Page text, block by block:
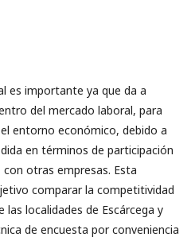
es importante ya que da a
del mercado laboral, para
entorno económico, debido a
en términos de participación
otras empresas. Esta
comparar la competitividad
localidades de Escárcega y
de encuesta por conveniencia